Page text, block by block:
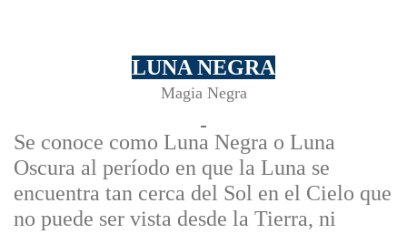
LUNA NEGRA
Magia Negra
Se conoce como Luna Negra o Luna
Oscura al período en que la Luna se
encuentra tan cerca del Sol en el Cielo que
no puede ser vista desde la Tierra, ni